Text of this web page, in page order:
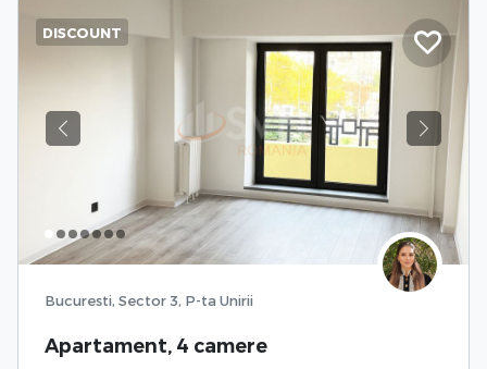
Previous Next
DISCOUNT
Bucuresti, Sector 3, P-ta Unirii
Apartament, 4 camere